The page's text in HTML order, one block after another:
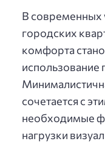
В современных
городских
комфорта
использование
сочетается с
необходимые
нагрузки